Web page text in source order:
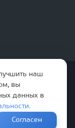
наш
вы
данных в
.
Согласен